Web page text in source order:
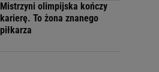
Mistrzyni olimpijska kończy
karierę. To żona znanego
piłkarza